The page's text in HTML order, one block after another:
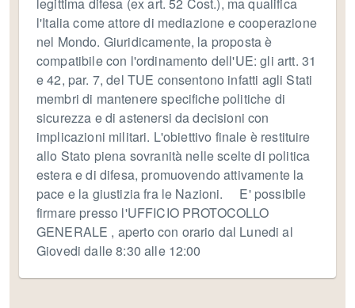
legittima difesa (ex art. 52 Cost.), ma qualifica
l'Italia come attore di mediazione e cooperazione
nel Mondo. Giuridicamente, la proposta è
compatibile con l'ordinamento dell'UE: gli artt. 31
e 42, par. 7, del TUE consentono infatti agli Stati
membri di mantenere specifiche politiche di
sicurezza e di astenersi da decisioni con
implicazioni militari. L'obiettivo finale è restituire
allo Stato piena sovranità nelle scelte di politica
estera e di difesa, promuovendo attivamente la
pace e la giustizia fra le Nazioni. E' possibile
firmare presso l'UFFICIO PROTOCOLLO
GENERALE , aperto con orario dal Lunedi al
Giovedi dalle 8:30 alle 12:00